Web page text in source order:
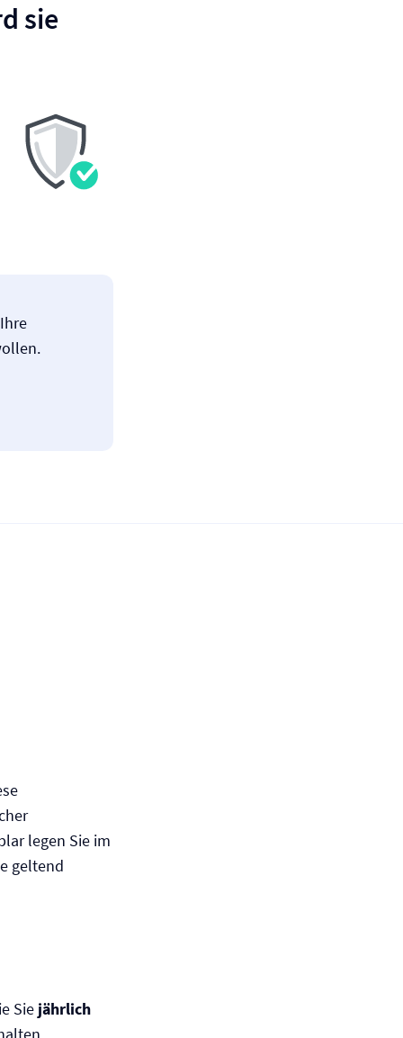
sie
Ihre
legen Sie im
geltend
Sie jährlich